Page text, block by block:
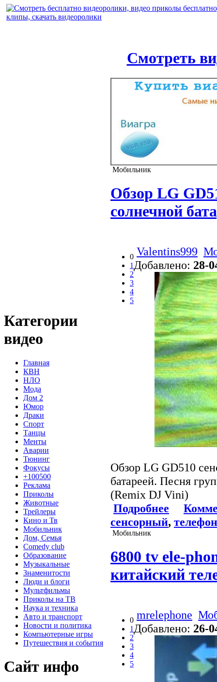
Смотреть
Категории
видео
Главная
КВН
НЛО
Мода
Дом 2
Юмор
Драки
Спорт
Танцы
Менты
Аварии
Тюнинг
Фокусы
+100500
Реклама
Приколы
Животные
Трейлеры
Кино и Тв
Мобильник
Дом, Семья
Comedy club
Образование
Музыкальные
Знаменитости
Люди и блоги
Мультфильмы
Приколы на ТВ
Наука и техника
Авто и транспорт
Новости и политика
Компьютерные игры
Путешествия и события
Сайт инфо
Мобильник
Обзор LG
солнечной
0
1
2
3
4
5
Valentins999
Добавлено: 28-
Обзор LG GD510
батареей. Песня
(Remix DJ Vini)
Подробнее
сенсорный, телефон
Мобильник
6800 tv ele-
китайский
0
1
2
3
4
5
mrelephone
Добавлено: 26-